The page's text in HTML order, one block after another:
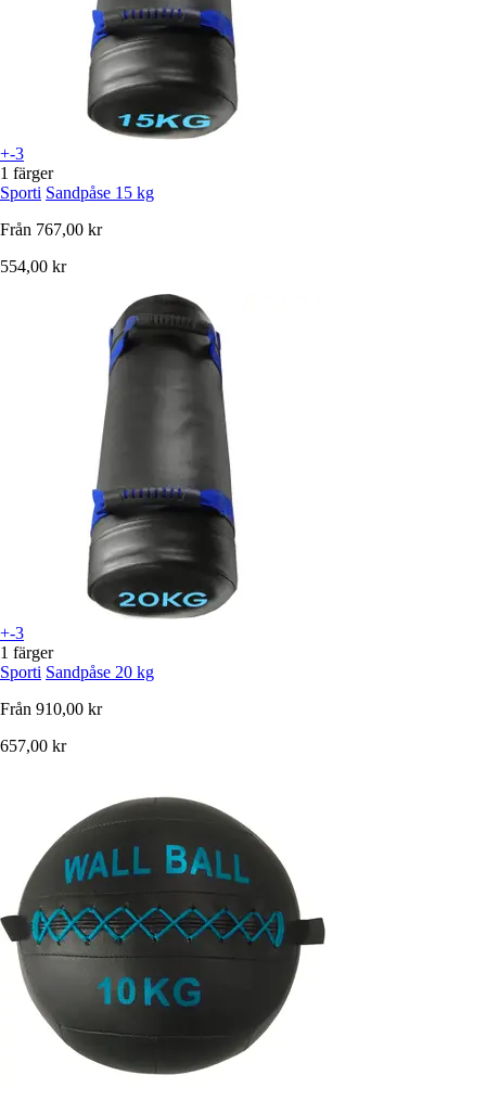
+-3
1 färger
Sporti Sandpåse 15 kg
Från 767,00 kr
554,00 kr
+-3
1 färger
Sporti Sandpåse 20 kg
Från 910,00 kr
657,00 kr